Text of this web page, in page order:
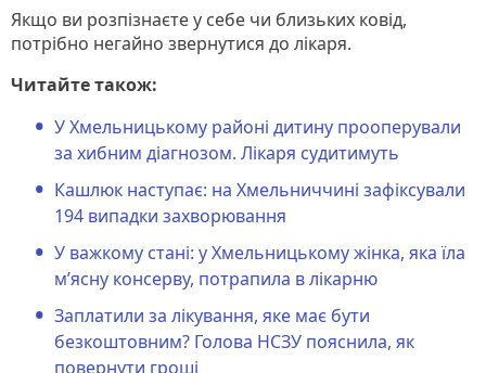
Якщо ви розпізнаєте у себе чи близьких ковід,
потрібно негайно звернутися до лікаря.
Читайте також:
У Хмельницькому районі дитину прооперували
за хибним діагнозом. Лікаря судитимуть
Кашлюк наступає: на Хмельниччині зафіксували
194 випадки захворювання
У важкому стані: у Хмельницькому жінка, яка їла
м’ясну консерву, потрапила в лікарню
Заплатили за лікування, яке має бути
безкоштовним? Голова НСЗУ пояснила, як
повернути гроші